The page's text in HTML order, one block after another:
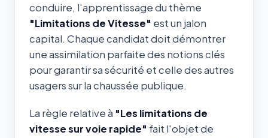
conduire, l'apprentissage du thème
"Limitations de Vitesse" est un jalon
capital. Chaque candidat doit démontrer
une assimilation parfaite des notions clés
pour garantir sa sécurité et celle des autres
usagers sur la chaussée publique.
La règle relative à "Les limitations de
vitesse sur voie rapide" fait l'objet de